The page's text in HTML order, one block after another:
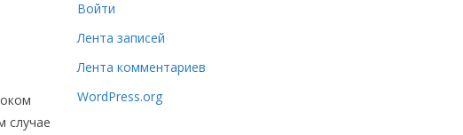
случае
Войти
Лента записей
Лента комментариев
WordPress.org